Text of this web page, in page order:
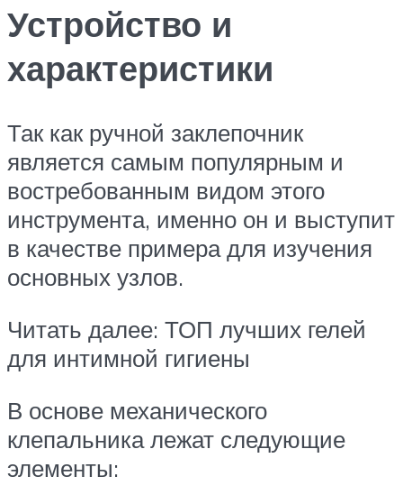
Устройство и
характеристики
Так как ручной заклепочник
является самым популярным и
востребованным видом этого
инструмента, именно он и выступит
в качестве примера для изучения
основных узлов.
Читать далее: ТОП лучших гелей
для интимной гигиены
В основе механического
клепальника лежат следующие
элементы: